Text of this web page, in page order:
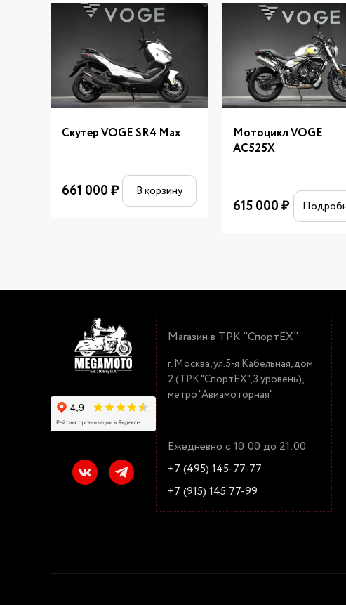
Скутер VOGE SR4 Max
661 000₽ В корзину
Мотоцикл VOGE
AC525X
615 000₽
Магазин в ТРК "СпортЕХ"
г. Москва, ул.5-я Кабельная, дом
2 (ТРК "СпортЕХ", 3 уровень),
метро "Авиамоторная"
Ежедневно с 10:00 до 21:00
+7 (495) 145-77-77
+7 (915) 145 77-99